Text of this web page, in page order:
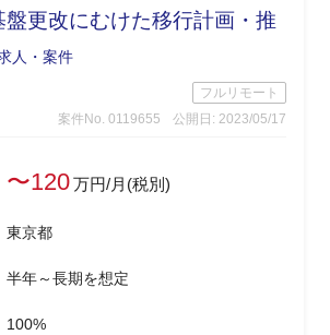
盤更改にむけた移行計画・推
人・案件
フルリモート
案件No. 0119655
公開日: 2023/05/17
〜120万円/月(税別)
東京都
半年～長期を想定
100%